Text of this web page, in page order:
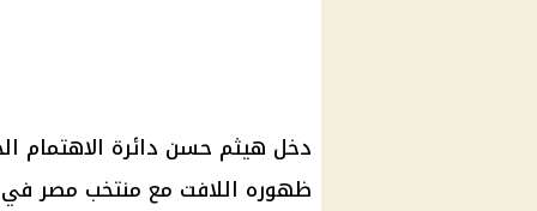
دخل هيثم حسن دائرة الاهتمام
ظهوره اللافت مع منتخب مصر